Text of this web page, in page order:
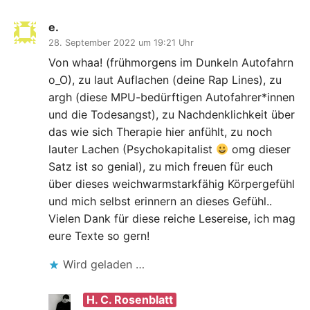
e.
28. September 2022 um 19:21 Uhr
Von whaa! (frühmorgens im Dunkeln Autofahrn
o_O), zu laut Auflachen (deine Rap Lines), zu
argh (diese MPU-bedürftigen Autofahrer*innen
und die Todesangst), zu Nachdenklichkeit über
das wie sich Therapie hier anfühlt, zu noch
lauter Lachen (Psychokapitalist
omg dieser
Satz ist so genial), zu mich freuen für euch
über dieses weichwarmstarkfähig Körpergefühl
und mich selbst erinnern an dieses Gefühl..
Vielen Dank für diese reiche Lesereise, ich mag
eure Texte so gern!
Wird geladen …
H. C. Rosenblatt